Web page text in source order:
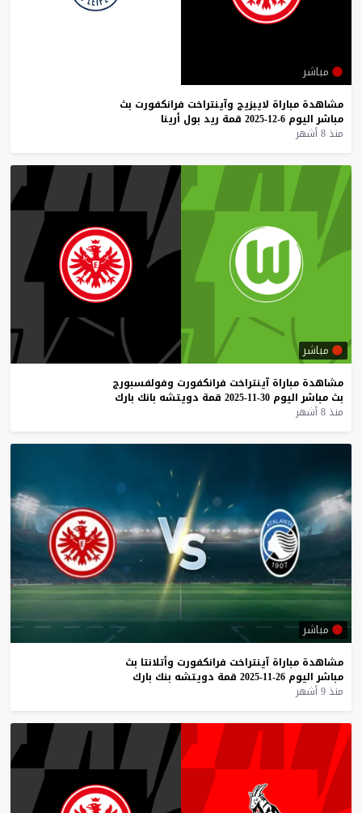
مباشر
مشاهدة مباراة لايبزيج وآينتراخت فرانكفورت بث
مباشر اليوم 6-12-2025 قمة ريد بول أرينا
منذ 8 أشهر
مباشر
مشاهدة مباراة آينتراخت فرانكفورت وفولفسبورج
بث مباشر اليوم 30-11-2025 قمة دويتشه بانك بارك
منذ 8 أشهر
مباشر
مشاهدة مباراة آينتراخت فرانكفورت وأتلانتا بث
مباشر اليوم 26-11-2025 قمة دويتشه بنك بارك
منذ 9 أشهر